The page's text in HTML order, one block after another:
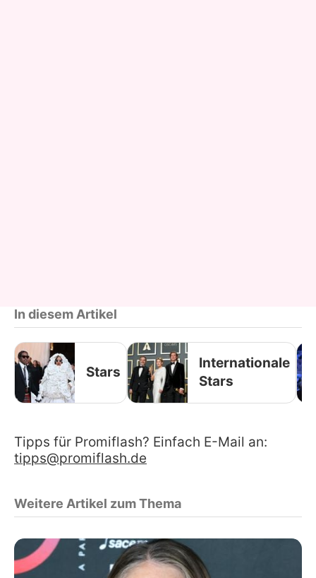
In diesem Artikel
Stars
Internationale
Stars
Tipps für Promiflash? Einfach E-Mail an:
tipps@promiflash.de
Weitere Artikel zum Thema